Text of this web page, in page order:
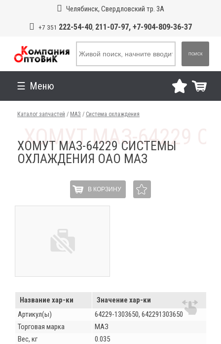
Челябинск, Свердловский тр. 3А
+7 351 222-54-40, 211-07-97, +7-904-809-36-37
ПОИСК
Меню
Каталог запчастей / МАЗ / Система охлаждения
ХОМУТ МАЗ-64229 СИСТЕМЫ
ОХЛАЖДЕНИЯ ОАО МАЗ
В КОРЗИНУ
Название хар-ки
Значение хар-ки
Артикул(ы)
64229-1303650, 642291303650
Торговая марка
МАЗ
Вес, кг
0.035